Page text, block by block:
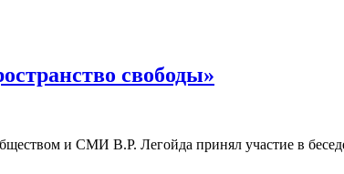
свободы»
и СМИ В.Р. Легойда принял участие в